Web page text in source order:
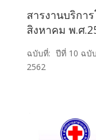
สารงานบริกา
สิงหาคม พ.ศ
ฉบับที่: ปีที่ 10 ฉบั
2562